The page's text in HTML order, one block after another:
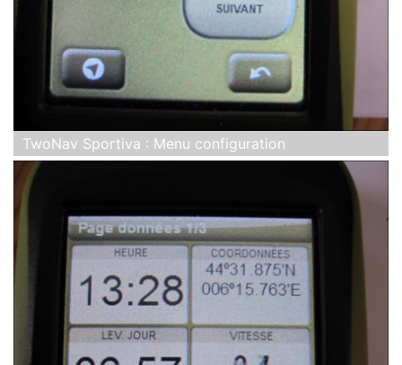
TwoNav Sportiva : Menu configuration